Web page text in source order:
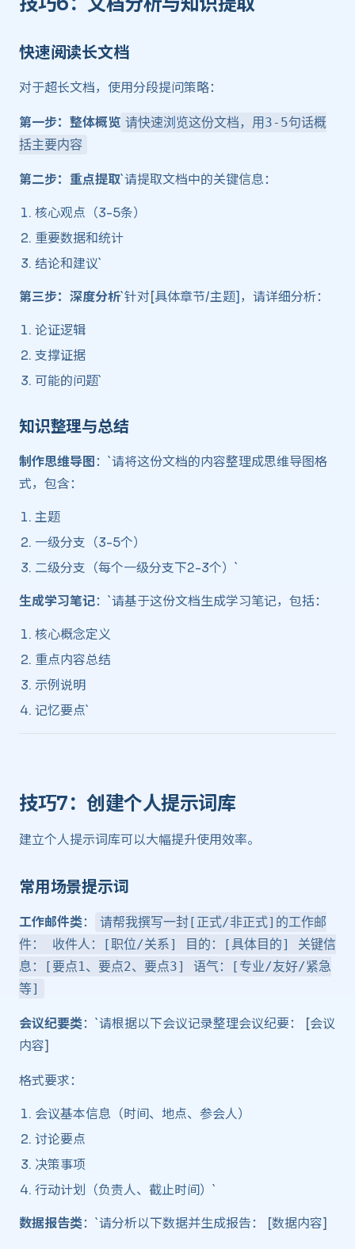
快速阅读长文档 ​
对于超长文档，使用分段提问策略：
第一步：整体概览 请快速浏览这份文档，用3-5句话概
括主要内容
第二步：重点提取`请提取文档中的关键信息：
核心观点（3-5条）
重要数据和统计
结论和建议`
第三步：深度分析`针对[具体章节/主题]，请详细分析：
论证逻辑
支撑证据
可能的问题`
知识整理与总结 ​
制作思维导图 ：`请将这份文档的内容整理成思维导图格
式，包含：
主题
一级分支（3-5个）
二级分支（每个一级分支下2-3个）`
生成学习笔记：`请基于这份文档生成学习笔记，包括：
核心概念定义
重点内容总结
示例说明
记忆要点`
技巧7：创建个人提示词库 ​
建立个人提示词库可以大幅提升使用效率。
常用场景提示词 ​
工作邮件类：
请帮我撰写一封[正式/非正式]的工作邮
件： 收件人：[职位/关系] 目的：[具体目的] 关键信
息：[要点1、要点2、要点3] 语气：[专业/友好/紧急
等]
会议纪要类：`请根据以下会议记录整理会议纪要： [会议
内容]
格式要求：
会议基本信息（时间、地点、参会人）
讨论要点
决策事项
行动计划（负责人、截止时间）`
数据报告类：`请分析以下数据并生成报告： [数据内容]